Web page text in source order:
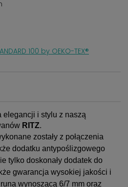
100 by OEKO-TEX®
elegancji i stylu z naszą
RITZ.
zostały z połączenia
dodatku antypoślizgowego
tylko doskonały dodatek do
gwarancja wysokiej jakości i
wynoszącą 6/7 mm oraz